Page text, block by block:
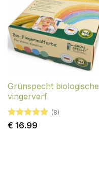
Grünspecht biologische
vingerverf
Gewaardeerd
(8)
€ 16.99